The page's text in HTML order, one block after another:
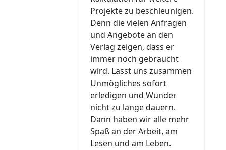
Projekte zu beschleunigen.
Denn die vielen Anfragen
und Angebote an den
Verlag zeigen, dass er
immer noch gebraucht
wird. Lasst uns zusammen
Unmögliches sofort
erledigen und Wunder
nicht zu lange dauern.
Dann haben wir alle mehr
Spaß an der Arbeit, am
Lesen und am Leben.